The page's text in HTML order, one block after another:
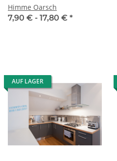
Himme Oarsch
7,90 € - 17,80 € *
AUF LAGER